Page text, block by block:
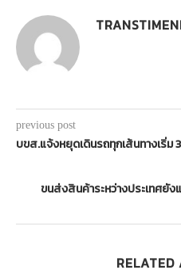
previous post
บขส.แจ้งหยุดเดินรถทุกเส้นทางเริ่ม
ขนส่งสินค้าระหว่างประเทศยัง
RELATED